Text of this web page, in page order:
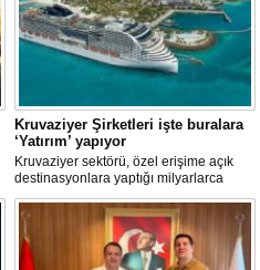
Kruvaziyer Şirketleri işte buralara
‘Yatırım’ yapıyor
Kruvaziyer sektörü, özel erişime açık
destinasyonlara yaptığı milyarlarca
dolarlık yatırımlarla tatil deneyimini gemi
dışına taşıyor. Özel adalar, beach
club'lar, su parkları ve lüks villalar artık
şirketlerin en stratejik gelir kaynakları
arasında yer alıyor.